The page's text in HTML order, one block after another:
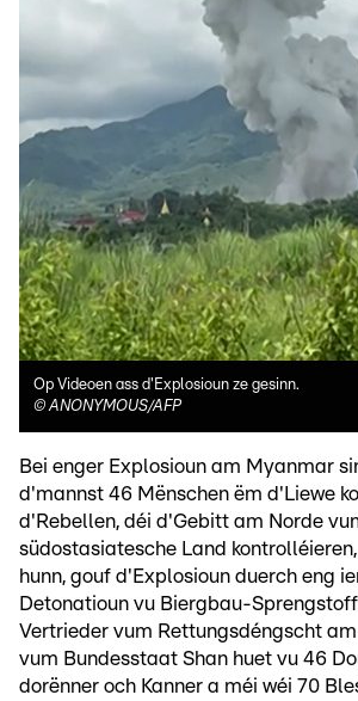
Op Videoen ass d'Explosioun ze gesinn.
© ANONYMOUS/AFP
Bei enger Explosioun am Myanmar
d'mannst 46 Mënschen ëm d'Liewe
d'Rebellen, déi d'Gebitt am Norde
südostasiatesche Land
hunn, gouf d'Explosioun duerch eng
Detonatioun vu Biergbau-
Vertrieder vum Rettungsdéngscht
vum Bundesstaat Shan huet vu 46
dorënner och Kanner a méi wéi 70